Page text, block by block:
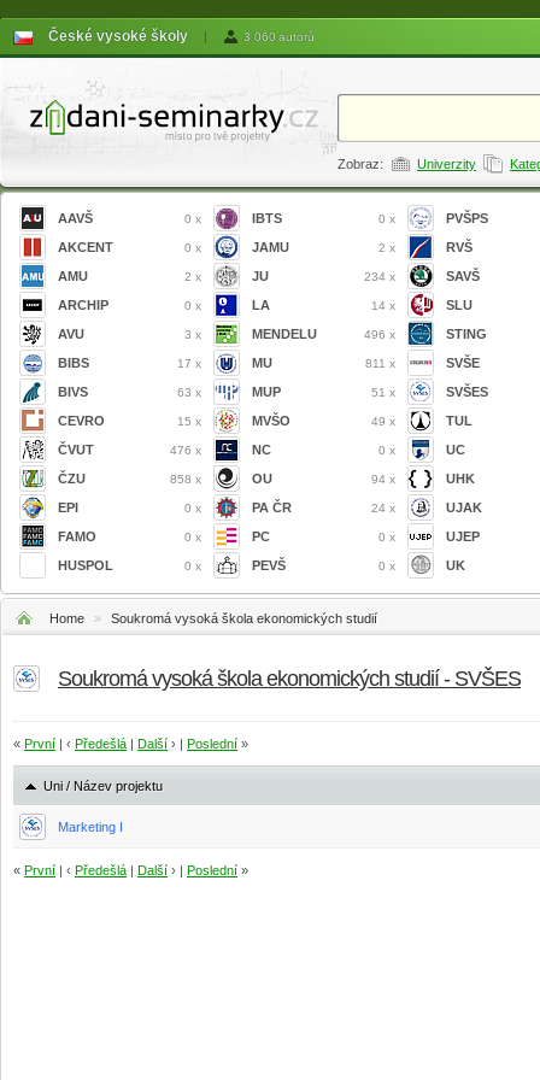
České vysoké školy | 3 060 autorů
Zobraz: Univerzity
AAVŠ 0 x
AKCENT 0 x
AMU 2 x
ARCHIP 0 x
AVU 3 x
BIBS 17 x
BIVS 63 x
CEVRO 15 x
ČVUT 476 x
ČZU 858 x
EPI 0 x
FAMO 0 x
HUSPOL 0 x
IBTS 0 x
JAMU 2 x
JU 234 x
LA 14 x
MENDELU 496 x
MU 811 x
MUP 51 x
MVŠO 49 x
NC 0 x
OU 94 x
PA ČR 24 x
PC 0 x
PEVŠ 0 x
PVŠPS
RVŠ
SAVŠ
SLU
STING
SVŠE
SVŠES
TUL
UC
UHK
UJAK
UJEP
UK
Home » Soukromá vysoká škola ekonomických studií
Soukromá vysoká škola ekonomických studií - SVŠES
« První | ‹ Předešlá | Další › | Poslední »
Uni / Název projektu
Marketing I
« První | ‹ Předešlá | Další › | Poslední »